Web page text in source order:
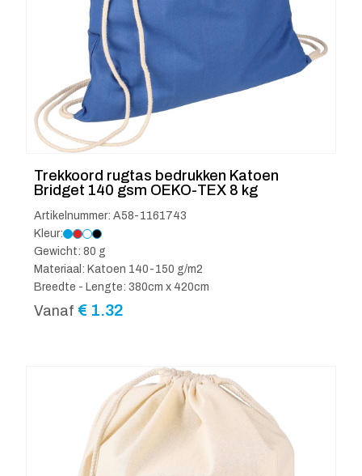
Trekkoord rugtas bedrukken Katoen
Bridget 140 gsm OEKO-TEX 8 kg
Artikelnummer: A58-1161743
Kleur:
Gewicht: 80 g
Materiaal: Katoen 140-150 g/m2
Breedte - Lengte: 380cm x 420cm
Vanaf € 1.32